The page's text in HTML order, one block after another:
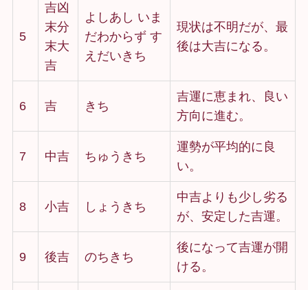
5
吉凶
末分
末大
吉
よしあし いま
だわからず す
えだいきち
現状は不明だが、最
後は大吉になる。
6 吉 きち
吉運に恵まれ、良い
方向に進む。
7 中吉 ちゅうきち
運勢が平均的に良
い。
8 小吉 しょうきち
中吉よりも少し劣る
が、安定した吉運。
9 後吉 のちきち
後になって吉運が開
ける。